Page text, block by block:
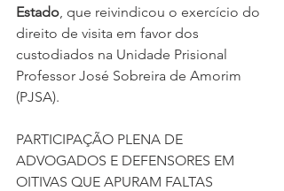
Estado , que reivindicou o exercício do
direito de visita em favor dos
custodiados na Unidade Prisional
Professor José Sobreira de Amorim
(PJSA).
PARTICIPAÇÃO PLENA DE
ADVOGADOS E DEFENSORES EM
OITIVAS QUE APURAM FALTAS